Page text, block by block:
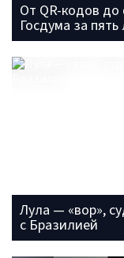
От QR-кодов
Госдума за пять
Лула — «вор»,
с Бразилией